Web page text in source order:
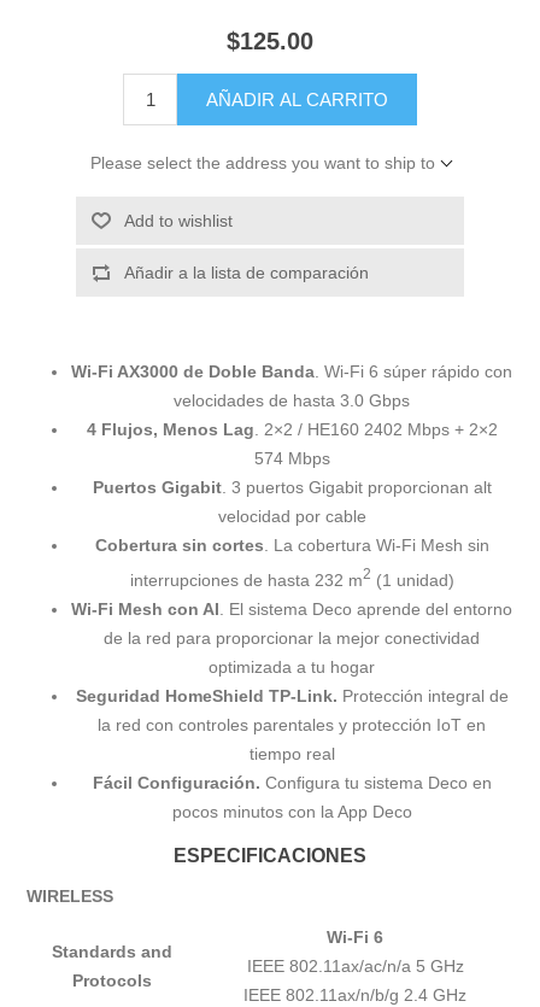
$125.00
AÑADIR AL CARRITO
Please select the address you want to ship to
Add to wishlist
Añadir a la lista de comparación
Wi-Fi AX3000 de Doble Banda. Wi-Fi 6 súper rápido con
velocidades de hasta 3.0 Gbps
4 Flujos, Menos Lag. 2×2 / HE160 2402 Mbps + 2×2
574 Mbps
Puertos Gigabit. 3 puertos Gigabit proporcionan alt
velocidad por cable
Cobertura sin cortes. La cobertura Wi-Fi Mesh sin
interrupciones de hasta 232 m2 (1 unidad)
Wi-Fi Mesh con AI . El sistema Deco aprende del entorno
de la red para proporcionar la mejor conectividad
optimizada a tu hogar
Seguridad HomeShield TP-Link. Protección integral de
la red con controles parentales y protección IoT en
tiempo real
Fácil Configuración. Configura tu sistema Deco en
pocos minutos con la App Deco
ESPECIFICACIONES
WIRELESS
Standards and
Protocols
Wi-Fi 6
IEEE 802.11ax/ac/n/a 5 GHz
IEEE 802.11ax/n/b/g 2.4 GHz